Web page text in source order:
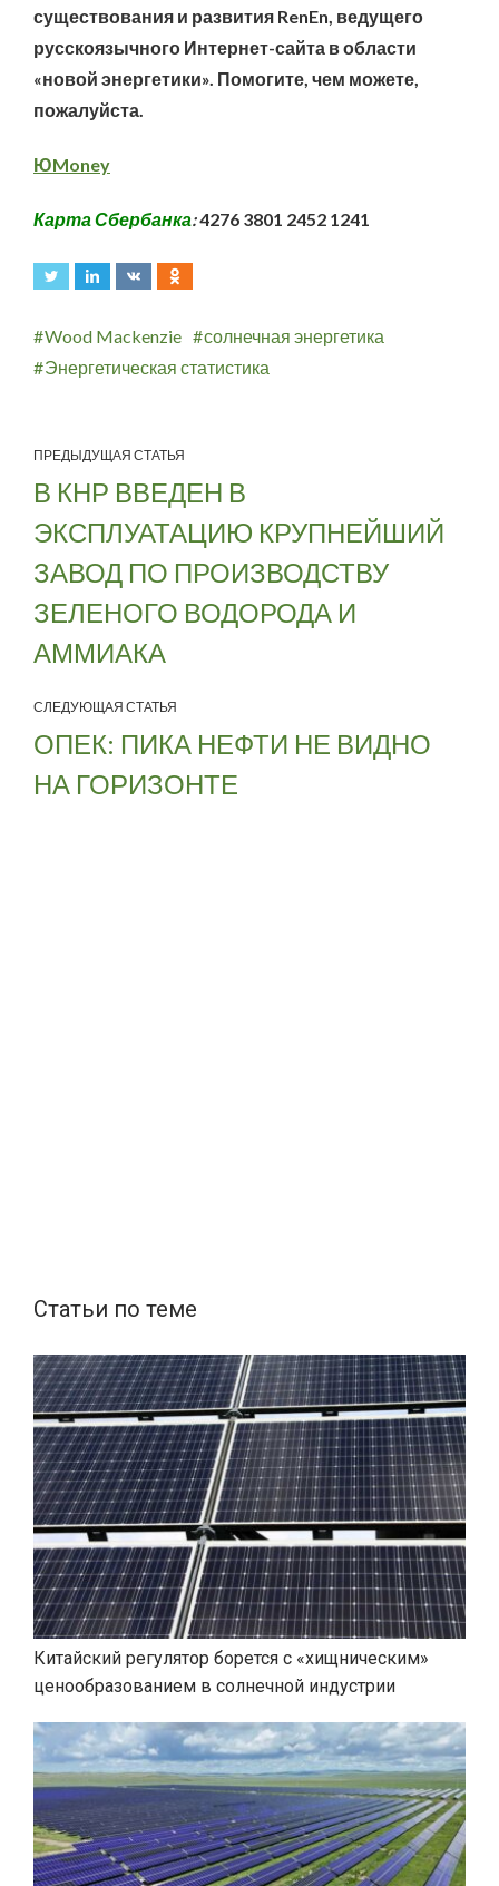
существования и развития RenEn, ведущего
русскоязычного Интернет-сайта в области
«новой энергетики». Помогите, чем можете,
пожалуйста.
ЮMoney
Карта Сбербанка:4276 3801 2452 1241
Wood Mackenzie
солнечная энергетика
Энергетическая статистика
ПРЕДЫДУЩАЯ СТАТЬЯ
В КНР ВВЕДЕН В
ЭКСПЛУАТАЦИЮ КРУПНЕЙШИЙ
ЗАВОД ПО ПРОИЗВОДСТВУ
ЗЕЛЕНОГО ВОДОРОДА И
АММИАКА
СЛЕДУЮЩАЯ СТАТЬЯ
ОПЕК: ПИКА НЕФТИ НЕ ВИДНО
НА ГОРИЗОНТЕ
Статьи по теме
Китайский регулятор борется с «хищническим»
ценообразованием в солнечной индустрии